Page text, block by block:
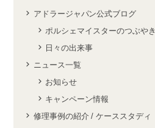
アドラージャパン公式ブログ
ポルシェマイスターのつぶやき
日々の出来事
ニュース一覧
お知らせ
キャンペーン情報
修理事例の紹介 / ケーススタディ